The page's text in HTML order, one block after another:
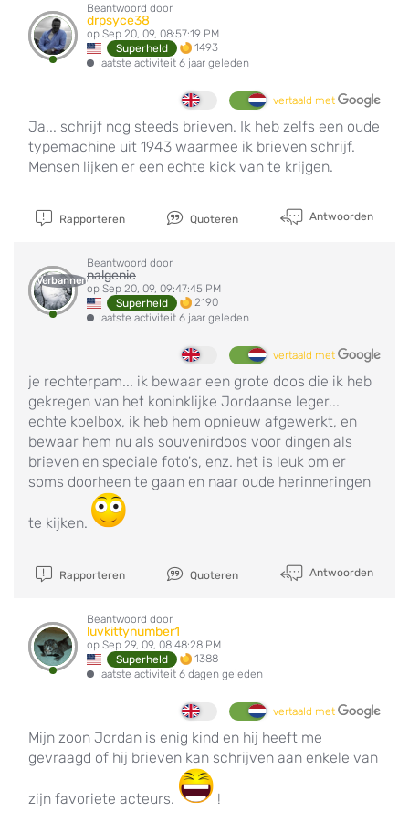
Beantwoord door
drpsyce38
op Sep 20, 09, 08:57:19 PM
Superheld
1493
laatste activiteit 6 jaar geleden
vertaald met
Ja... schrijf nog steeds brieven. Ik heb zelfs een oude
typemachine uit 1943 waarmee ik brieven schrijf.
Mensen lijken er een echte kick van te krijgen.
Rapporteren Quoteren Antwoorden
Verbannen
Beantwoord door
nalgenie
op Sep 20, 09, 09:47:45 PM
Superheld
2190
laatste activiteit 6 jaar geleden
vertaald met
je rechterpam... ik bewaar een grote doos die ik heb
gekregen van het koninklijke Jordaanse leger...
echte koelbox, ik heb hem opnieuw afgewerkt, en
bewaar hem nu als souvenirdoos voor dingen als
brieven en speciale foto's, enz. het is leuk om er
soms doorheen te gaan en naar oude herinneringen
te kijken.
Rapporteren Quoteren Antwoorden
Beantwoord door
luvkittynumber1
op Sep 29, 09, 08:48:28 PM
Superheld
1388
laatste activiteit 6 dagen geleden
vertaald met
Mijn zoon Jordan is enig kind en hij heeft me
gevraagd of hij brieven kan schrijven aan enkele van
zijn favoriete acteurs. !